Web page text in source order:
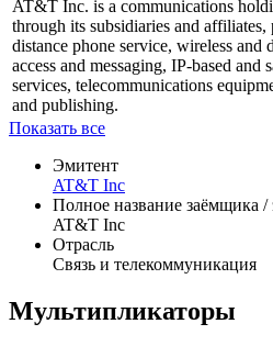
AT&T Inc. is a communications
through its subsidiaries and
distance phone service, wireless and
access and messaging, IP-based and
services, telecommunications
and publishing.
Показать все
Эмитент
AT&T Inc
Полное название заёмщика /
AT&T Inc
Отрасль
Связь и телекоммуникация
Мультипликаторы